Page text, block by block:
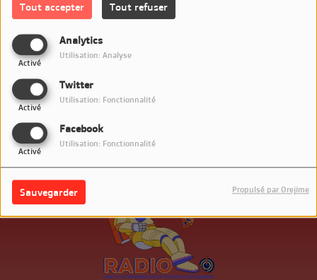
Tout accepter Tout refuser
Analytics
Activé
Utilisation: Analyse
Twitter
Activé
Utilisation: Fonctionnalité
Facebook
Activé
Utilisation: Fonctionnalité
Sauvegarder Propulsé par Orejime
SE CONNECTER